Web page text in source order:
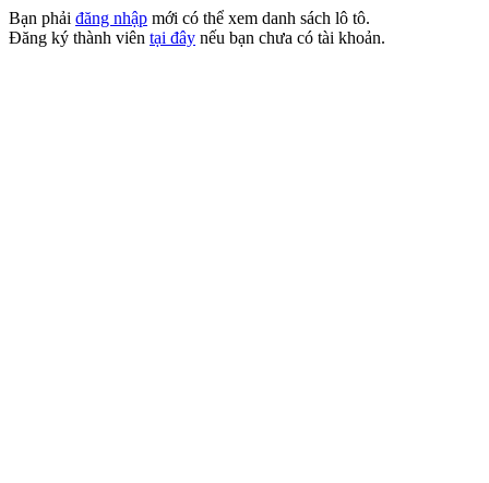
Bạn phải đăng nhập mới có thể xem danh sách lô tô.
Đăng ký thành viên tại đây nếu bạn chưa có tài khoản.